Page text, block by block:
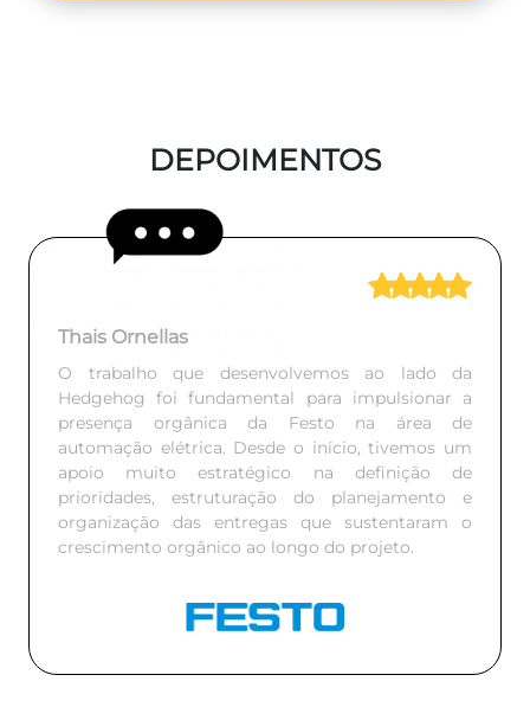
DEPOIMENTOS
Thais Ornellas
O trabalho que desenvolvemos ao lado da
Hedgehog foi fundamental para impulsionar a
presença orgânica da Festo na área de
automação elétrica. Desde o início, tivemos um
apoio muito estratégico na definição de
prioridades, estruturação do planejamento e
organização das entregas que sustentaram o
crescimento orgânico ao longo do projeto.